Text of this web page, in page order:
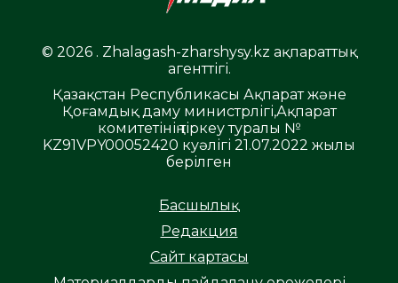
© 2026 . Zhalagash-zharshysy.kz ақпараттық
агенттігі.
Қазақстан Республикасы Ақпарат және
Қоғамдық даму министрлігі,Ақпарат
комитетінің тіркеу туралы №
KZ91VPY00052420 куәлігі 21.07.2022 жылы
берілген
Басшылық
Редакция
Сайт картасы